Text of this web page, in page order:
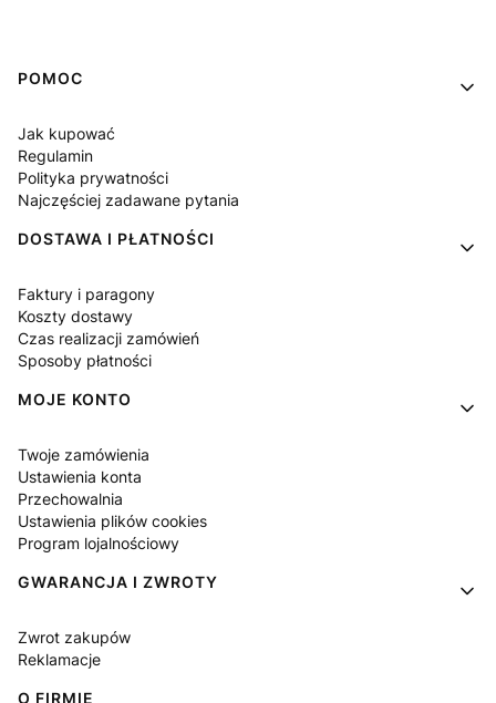
Linki w stopce
POMOC
Jak kupować
Regulamin
Polityka prywatności
Najczęściej zadawane pytania
DOSTAWA I PŁATNOŚCI
Faktury i paragony
Koszty dostawy
Czas realizacji zamówień
Sposoby płatności
MOJE KONTO
Twoje zamówienia
Ustawienia konta
Przechowalnia
Ustawienia plików cookies
Program lojalnościowy
GWARANCJA I ZWROTY
Zwrot zakupów
Reklamacje
O FIRMIE